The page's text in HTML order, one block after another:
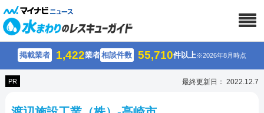
掲載業者 1,422業者相談件数 55,710件以上※2026年8月時点
PR 最終更新日： 2022.12.7